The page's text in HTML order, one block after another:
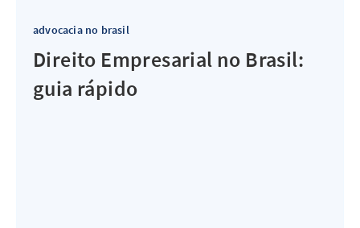
advocacia no brasil
Direito Empresarial no Brasil:
guia rápido